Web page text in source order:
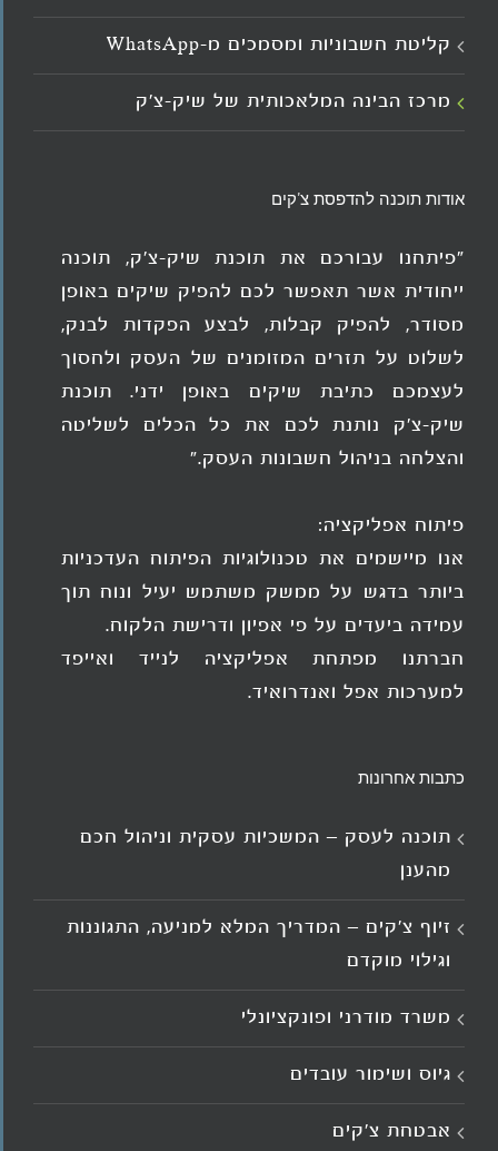
קליטת חשבוניות ומסמכים מ־WhatsApp
מרכז הבינה המלאכותית של שיק-צ'ק
אודות תוכנה להדפסת צ'קים
"פיתחנו עבורכם את תוכנת שיק-צ'ק, תוכנה
ייחודית אשר תאפשר לכם להפיק שיקים באופן
מסודר, להפיק קבלות, לבצע הפקדות לבנק,
לשלוט על תזרים המזומנים של העסק ולחסוך
לעצמכם כתיבת שיקים באופן ידני. תוכנת
שיק-צ'ק נותנת לכם את כל הכלים לשליטה
והצלחה בניהול חשבונות העסק."
פיתוח אפליקציה:
אנו מיישמים את טכנולוגיות הפיתוח העדכניות
ביותר בדגש על ממשק משתמש יעיל ונוח תוך
עמידה ביעדים על פי אפיון ודרישת הלקוח.
חברתנו מפתחת אפליקציה לנייד ואייפד
למערכות אפל ואנדרואיד.
כתבות אחרונות
תוכנה לעסק – המשכיות עסקית וניהול חכם
מהענן
זיוף צ'קים – המדריך המלא למניעה, התגוננות
וגילוי מוקדם
משרד מודרני ופונקציונלי
גיוס ושימור עובדים
אבטחת צ'קים